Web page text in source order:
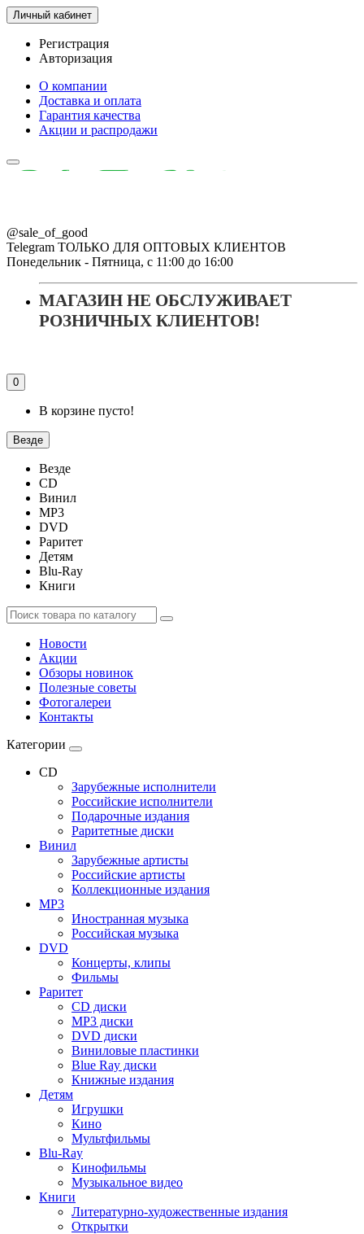
Личный кабинет
Регистрация
Авторизация
О компании
Доставка и оплата
Гарантия качества
Акции и распродажи
@sale_of_good
Telegram ТОЛЬКО ДЛЯ ОПТОВЫХ КЛИЕНТОВ
Понедельник - Пятница, с 11:00 до 16:00
МАГАЗИН НЕ ОБСЛУЖИВАЕТ
РОЗНИЧНЫХ КЛИЕНТОВ!
0
В корзине пусто!
Везде
Везде
CD
Винил
MP3
DVD
Раритет
Детям
Blu-Ray
Книги
Новости
Акции
Обзоры новинок
Полезные советы
Фотогалереи
Контакты
Категории
CD
Зарубежные исполнители
Российские исполнители
Подарочные издания
Раритетные диски
Винил
Зарубежные артисты
Российские артисты
Коллекционные издания
MP3
Иностранная музыка
Российская музыка
DVD
Концерты, клипы
Фильмы
Раритет
CD диски
MP3 диски
DVD диски
Виниловые пластинки
Blue Ray диски
Книжные издания
Детям
Игрушки
Кино
Мультфильмы
Blu-Ray
Кинофильмы
Музыкальное видео
Книги
Литературно-художественные издания
Открытки